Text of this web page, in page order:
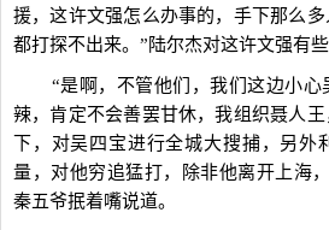
援，这许文强怎么办事的，手下那么
都打探不出来。”陆尔杰对这许文强有些
“是啊，不管他们，我们这边小
辣，肯定不会善罢甘休，我组织聂人
下，对吴四宝进行全城大搜捕，另外
量，对他穷追猛打，除非他离开上海
秦五爷抿着嘴说道。